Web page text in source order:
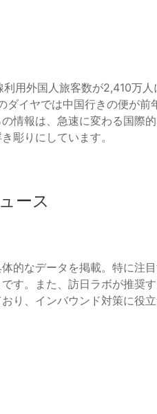
用外国人旅客数が2,410万人
イヤでは中国行きの便が前
情報は、急速に変わる国際
彫りにしています。
ース
的なデータを掲載。特に注
す。また、訪日ラボが推奨
り、インバウンド対策に役